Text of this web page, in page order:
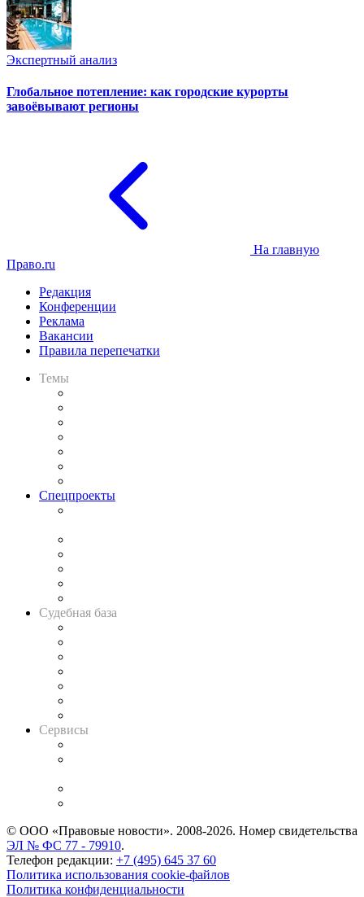
Экспертный анализ
Глобальное потепление: как городские курорты
завоёвывают регионы
На главную
Право.ru
Редакция
Конференции
Реклама
Вакансии
Правила перепечатки
Темы
Спецпроекты
Судебная база
Сервисы
© ООО «Правовые новости». 2008-2026. Номер свидетельства
ЭЛ № ФС 77 - 79910.
Телефон редакции: +7 (495) 645 37 60
Политика использования cookie-файлов
Политика конфиденциальности